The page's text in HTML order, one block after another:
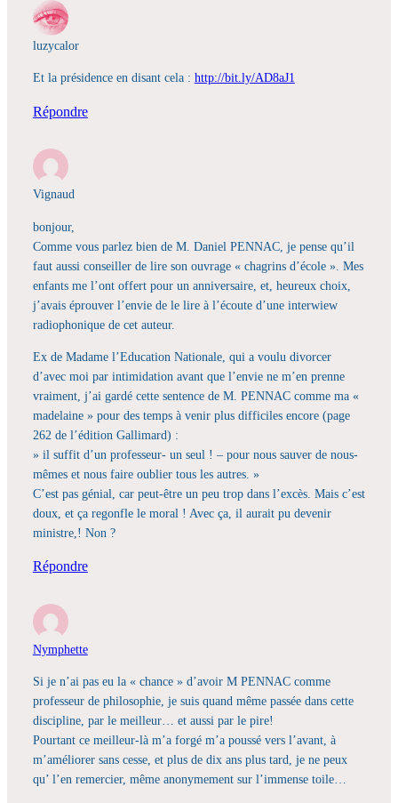
luzycalor
Et la présidence en disant cela : http://bit.ly/AD8aJ1
Répondre
Vignaud
bonjour,
Comme vous parlez bien de M. Daniel PENNAC, je pense qu’il
faut aussi conseiller de lire son ouvrage « chagrins d’école ». Mes
enfants me l’ont offert pour un anniversaire, et, heureux choix,
j’avais éprouver l’envie de le lire à l’écoute d’une interwiew
radiophonique de cet auteur.
Ex de Madame l’Education Nationale, qui a voulu divorcer
d’avec moi par intimidation avant que l’envie ne m’en prenne
vraiment, j’ai gardé cette sentence de M. PENNAC comme ma «
madelaine » pour des temps à venir plus difficiles encore (page
262 de l’édition Gallimard) :
» il suffit d’un professeur- un seul ! – pour nous sauver de nous-
mêmes et nous faire oublier tous les autres. »
C’est pas génial, car peut-être un peu trop dans l’excès. Mais c’est
doux, et ça regonfle le moral ! Avec ça, il aurait pu devenir
ministre,! Non ?
Répondre
Nymphette
Si je n’ai pas eu la « chance » d’avoir M PENNAC comme
professeur de philosophie, je suis quand même passée dans cette
discipline, par le meilleur… et aussi par le pire!
Pourtant ce meilleur-là m’a forgé m’a poussé vers l’avant, à
m’améliorer sans cesse, et plus de dix ans plus tard, je ne peux
qu’ l’en remercier, même anonymement sur l’immense toile…